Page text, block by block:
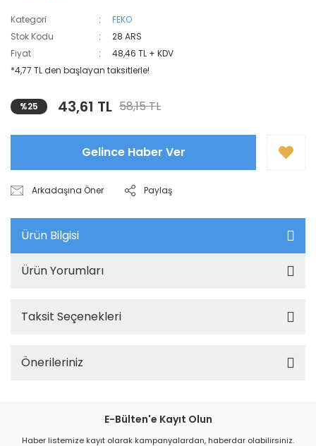
Kategori
FEKO
Stok Kodu
28 ARS
Fiyat
48,46 TL + KDV
*4,77 TL den başlayan taksitlerle!
%25 43,61 TL 58,15 TL
Gelince Haber Ver
Arkadaşına Öner Paylaş
Ürün Bilgisi
Ürün Yorumları
Taksit Seçenekleri
Önerileriniz
E-Bülten'e Kayıt Olun
Haber listemize kayıt olarak kampanyalardan, haberdar olabilirsiniz.